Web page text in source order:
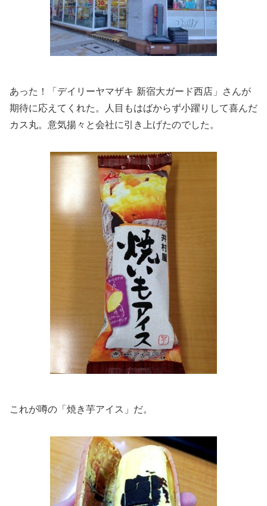
あった！「デイリーヤマザキ 新宿大ガード西店」さんが
期待に応えてくれた。人目もはばからず小躍りして喜んだ
カス丸。意気揚々と会社に引き上げたのでした。
これが噂の「焼き芋アイス」だ。